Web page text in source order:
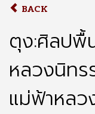
BACK
ตุง:ศิลปพื้
หลวงนิท
แม่ฟ้าหลว